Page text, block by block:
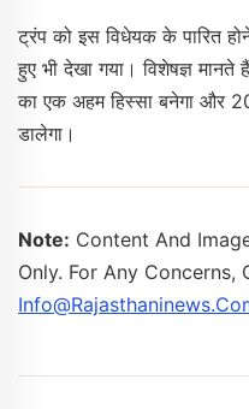
ट्रंप को इस विधेयक के पारित
हुए भी देखा गया। विशेषज्ञ
का एक अहम हिस्सा बनेगा और
डालेगा।
Note: Content And
Only. For Any Concerns,